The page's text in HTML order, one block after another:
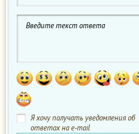
Я хочу получать уведомления об
ответах на e-mail